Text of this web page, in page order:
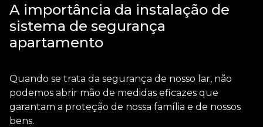
A importância da instalação de
sistema de segurança
apartamento
Quando se trata da segurança de nosso lar, não
podemos abrir mão de medidas eficazes que
garantam a proteção de nossa família e de nossos
bens.